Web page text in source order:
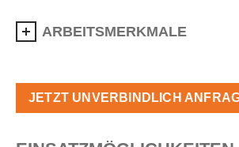
ARBEITSMERKMALE
JETZT UNVERBINDLICH